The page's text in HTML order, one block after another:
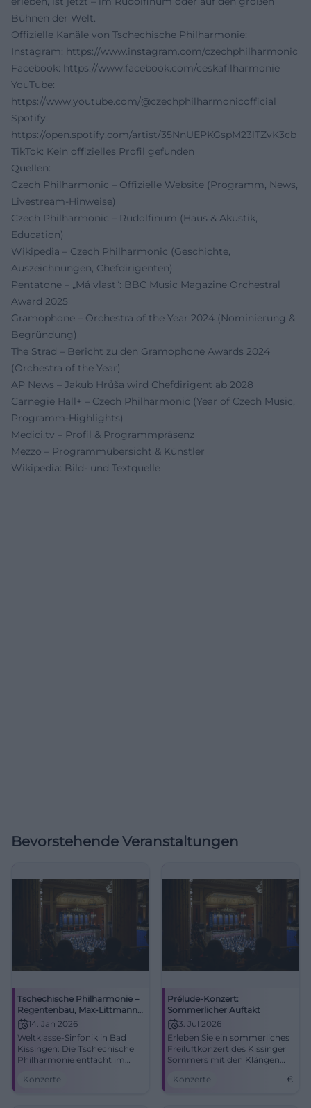
Bühnen der Welt.
Offizielle Kanäle von Tschechische Philharmonie:
Instagram: https://www.instagram.com/czechphilharmonic
Facebook: https://www.facebook.com/ceskafilharmonie
YouTube:
https://www.youtube.com/@czechphilharmonicofficial
Spotify:
https://open.spotify.com/artist/35NnUEPKGspM23lTZvK3cb
TikTok: Kein offizielles Profil gefunden
Quellen:
Czech Philharmonic – Offizielle Website (Programm, News,
Livestream-Hinweise)
Czech Philharmonic – Rudolfinum (Haus & Akustik,
Education)
Wikipedia – Czech Philharmonic (Geschichte,
Auszeichnungen, Chefdirigenten)
Pentatone – „Má vlast“: BBC Music Magazine Orchestral
Award 2025
Gramophone – Orchestra of the Year 2024 (Nominierung &
Begründung)
The Strad – Bericht zu den Gramophone Awards 2024
(Orchestra of the Year)
AP News – Jakub Hrůša wird Chefdirigent ab 2028
Carnegie Hall+ – Czech Philharmonic (Year of Czech Music,
Programm-Highlights)
Medici.tv – Profil & Programmpräsenz
Mezzo – Programmübersicht & Künstler
Wikipedia: Bild- und Textquelle
Bevorstehende Veranstaltungen
Tschechische Philharmonie –
Regentenbau, Max-Littmann-
Saal14. Jan 2026
Weltklasse-Sinfonik in Bad
Kissingen: Die Tschechische
Philharmonie entfacht im
emotionale Klangwelten.
Konzerte
Prélude-Konzert:
Sommerlicher Auftakt
3. Jul 2026
Erleben Sie ein sommerliches
Freiluftkonzert des Kissinger
Sommers mit den Klängen
Philharmonie.
Konzerte €